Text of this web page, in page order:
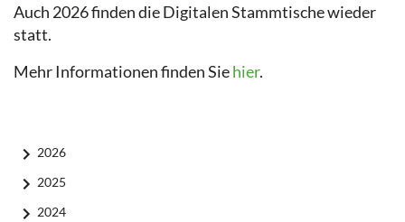
Auch 2026 finden die Digitalen Stammtische wieder
statt.
Mehr Informationen finden Siehier.
2026
2025
2024